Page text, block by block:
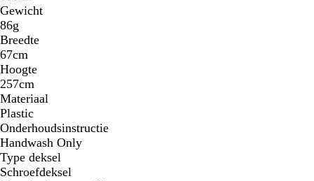
Gewicht
86g
Breedte
67cm
Hoogte
257cm
Materiaal
Plastic
Onderhoudsinstructie
Handwash Only
Type deksel
Schroefdeksel